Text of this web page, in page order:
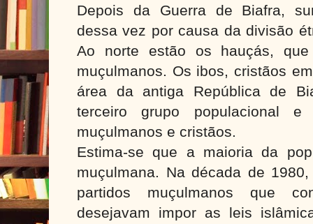
Depois da Guerra de Biafra,
dessa vez por causa da divisão
Ao norte estão os hauçás,
muçulmanos. Os ibos, cristãos
área da antiga República de
terceiro grupo populacional
muçulmanos e cristãos.
Estima-se que a maioria da
muçulmana. Na década de
partidos muçulmanos que
desejavam impor as leis